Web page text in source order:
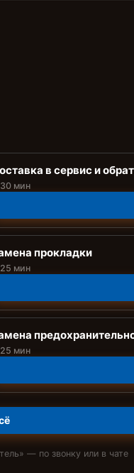
в сервис и
30 мин
прокладки
25 мин
25 мин
» — по звонку или в чате